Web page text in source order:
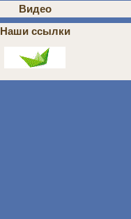
Видео
Наши ссылки